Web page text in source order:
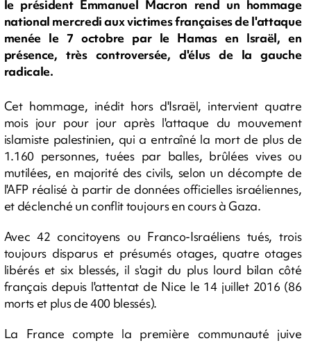
le président Emmanuel Macron rend un hommage
national mercredi aux victimes françaises de l'attaque
menée le 7 octobre par le Hamas en Israël, en
présence, très controversée, d'élus de la gauche
radicale.
Cet hommage, inédit hors d'Israël, intervient quatre
mois jour pour jour après l'attaque du mouvement
islamiste palestinien, qui a entraîné la mort de plus de
1.160 personnes, tuées par balles, brûlées vives ou
mutilées, en majorité des civils, selon un décompte de
l'AFP réalisé à partir de données officielles israéliennes,
et déclenché un conflit toujours en cours à Gaza.
Avec 42 concitoyens ou Franco-Israéliens tués, trois
toujours disparus et présumés otages, quatre otages
libérés et six blessés, il s'agit du plus lourd bilan côté
français depuis l'attentat de Nice le 14 juillet 2016 (86
morts et plus de 400 blessés).
La France compte la première communauté juive